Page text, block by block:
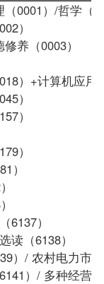
0001）/哲学（
）
养（0003）
）+计算机应
）
）
）
）
（6137）
读（6138）
）/ 农村电力市
）/ 多种经